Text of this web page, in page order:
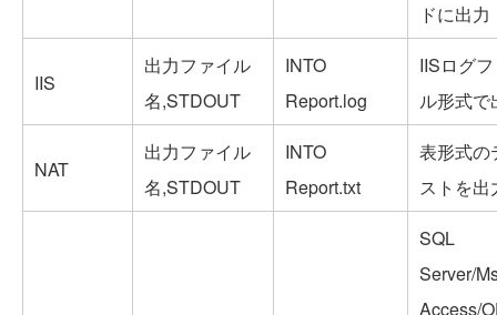
ドに出力
IIS
出力ファイル
名,STDOUT
INTO
Report.log
IISログ
ル形式で
NAT
出力ファイル
名,STDOUT
INTO
Report.txt
表形式の
ストを出
SQL
Server/
Access/